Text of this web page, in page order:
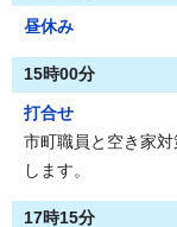
昼休み
15時00分
打合せ
市町職員と空き家
します。
17時15分